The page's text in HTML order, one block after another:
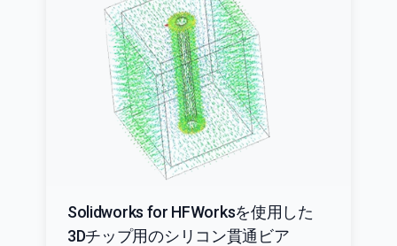
Solidworks for HFWorksを使用した
3Dチップ用のシリコン貫通ビア